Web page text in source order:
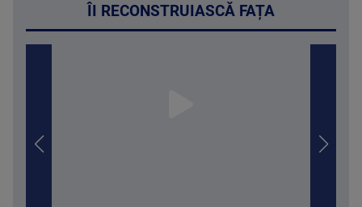
ÎI RECONSTRUIASCĂ FAȚA